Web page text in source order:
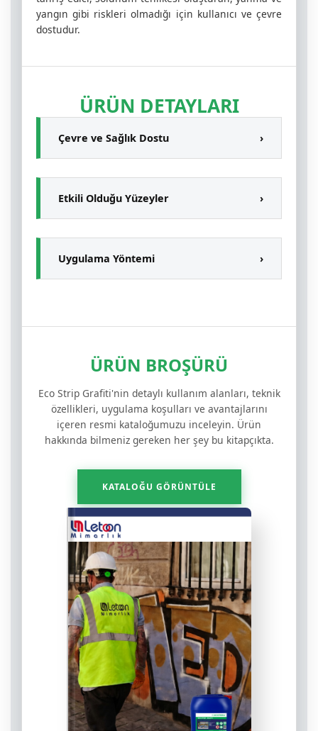
yangın gibi riskleri olmadığı için kullanıcı ve çevre
dostudur.
ÜRÜN DETAYLARI
Çevre ve Sağlık Dostu ›
Biyolojik olarak doğada parçalanabilir.
Düşük VOC içeriğiyle iç mekanlarda
Cilt ve solunum yolları için zararlı, ağır
Etkili Olduğu Yüzeyler ›
Metal ve alüminyum yüzeyler.
Cam, granit ve fayans gibi hassas
sokak mobilyaları.
Uygulama Yöntemi ›
Uygulama sonrası yüzeyden kolayca
ÜRÜN BROŞÜRÜ
Eco Strip Grafiti'nin detaylı kullanım alanları, teknik
özellikleri, uygulama koşulları ve avantajlarını
içeren resmi kataloğumuzu inceleyin. Ürün
hakkında bilmeniz gereken her şey bu kitapçıkta.
KATALOĞU GÖRÜNTÜLE